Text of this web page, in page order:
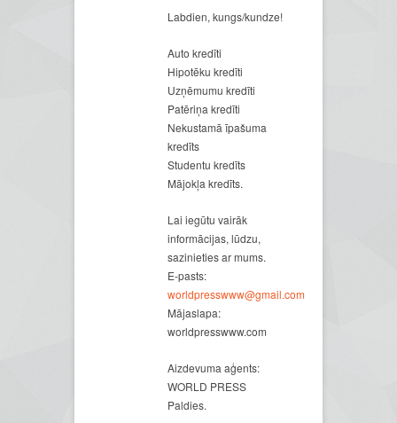
Labdien, kungs/kundze!
Auto kredīti
Hipotēku kredīti
Uzņēmumu kredīti
Patēriņa kredīti
Nekustamā īpašuma
kredīts
Studentu kredīts
Mājokļa kredīts.
Lai iegūtu vairāk
informācijas, lūdzu,
sazinieties ar mums.
E-pasts:
worldpresswww@gmail.com
Mājaslapa:
worldpresswww.com
Aizdevuma aģents:
WORLD PRESS
Paldies.